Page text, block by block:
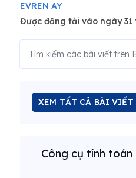
EVREN AY
Được đăng tải vào ngày 31
XEM TẤT CẢ BÀI VIẾT
Công cụ tính